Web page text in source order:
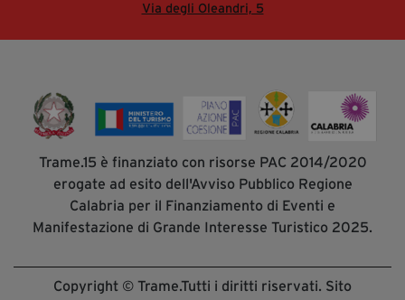
Via degli Oleandri, 5
Trame.15 è finanziato con risorse PAC 2014/2020
erogate ad esito dell'Avviso Pubblico Regione
Calabria per il Finanziamento di Eventi e
Manifestazione di Grande Interesse Turistico 2025.
Copyright © Trame.Tutti i diritti riservati. Sito